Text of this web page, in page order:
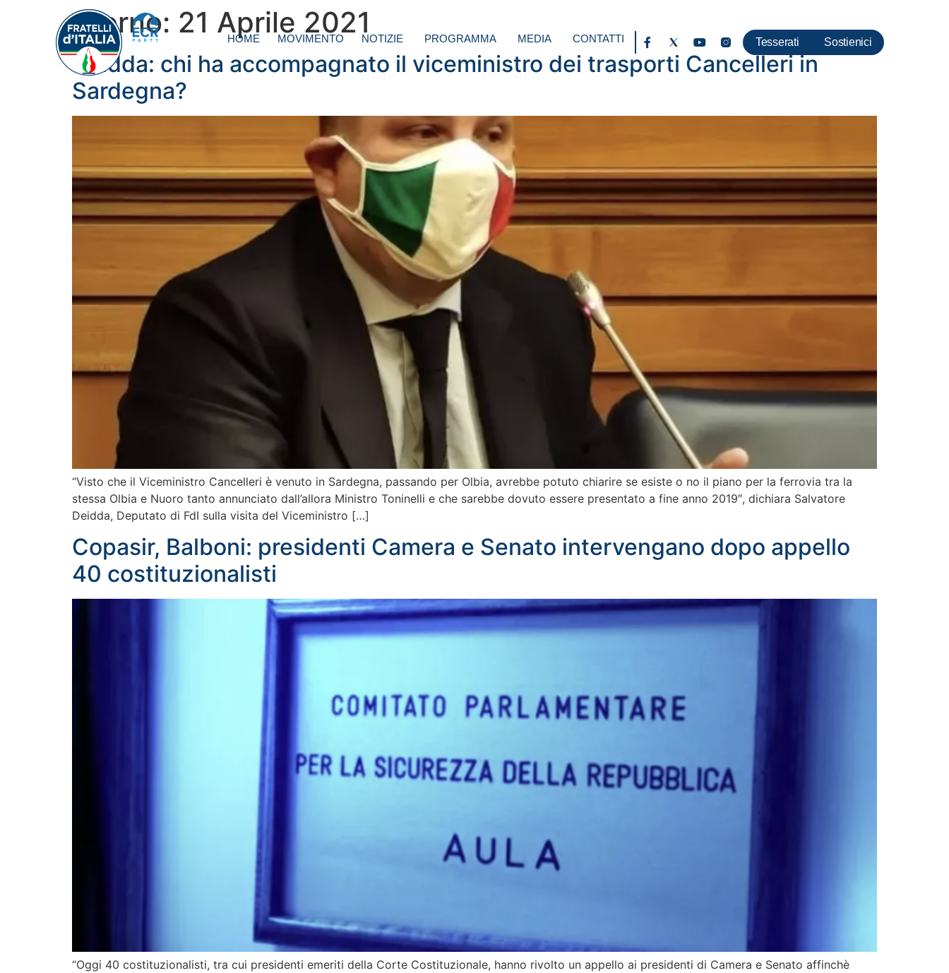
HOME MOVIMENTO NOTIZIE PROGRAMMA MEDIA CONTATTI Tesserati Sostienici
Giorno: 21 Aprile 2021
Deidda: chi ha accompagnato il viceministro dei trasporti Cancelleri in
Sardegna?
“Visto che il Viceministro Cancelleri è venuto in Sardegna, passando per Olbia, avrebbe potuto chiarire se esiste o no il piano per la ferrovia tra la
stessa Olbia e Nuoro tanto annunciato dall’allora Ministro Toninelli e che sarebbe dovuto essere presentato a fine anno 2019″, dichiara Salvatore
Deidda, Deputato di FdI sulla visita del Viceministro […]
Copasir, Balboni: presidenti Camera e Senato intervengano dopo appello
40 costituzionalisti
“Oggi 40 costituzionalisti, tra cui presidenti emeriti della Corte Costituzionale, hanno rivolto un appello ai presidenti di Camera e Senato affinchè